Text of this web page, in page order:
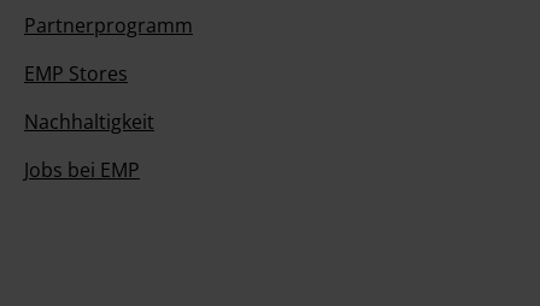
Partnerprogramm
EMP Stores
Nachhaltigkeit
Jobs bei EMP